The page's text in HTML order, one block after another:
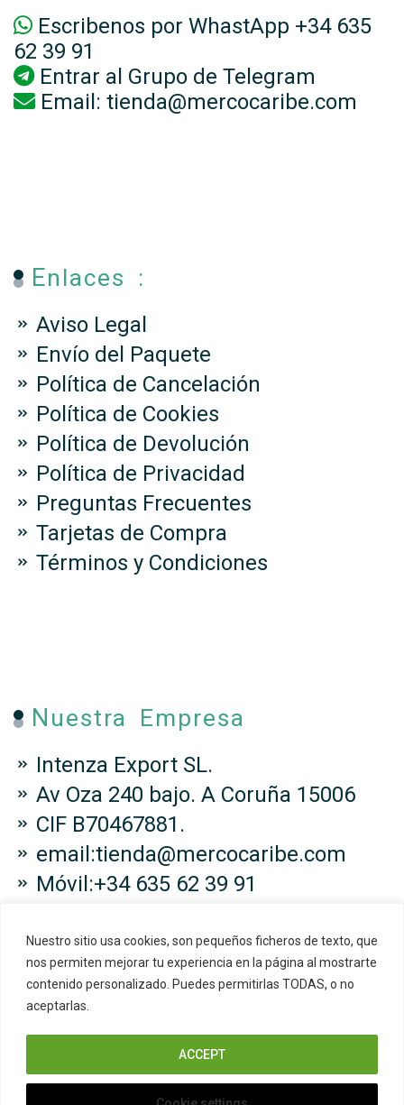
Nuestro sitio usa cookies, son pequeños ficheros de texto, que
nos permiten mejorar tu experiencia en la página al mostrarte
contenido personalizado. Puedes permitirlas TODAS, o no
aceptarlas.
ACCEPT
Escribenos por WhastApp +34 635
62 39 91
Entrar al Grupo de Telegram
Email: tienda@mercocaribe.com
Enlaces :
Aviso Legal
Envío del Paquete
Política de Cancelación
Política de Cookies
Política de Devolución
Política de Privacidad
Preguntas Frecuentes
Tarjetas de Compra
Términos y Condiciones
Nuestra Empresa
Intenza Export SL.
Av Oza 240 bajo. A Coruña 15006
CIF B70467881.
email:tienda@mercocaribe.com
Móvil:+34 635 62 39 91
Copyright © 2024 Mercocaribe. All
Right Reserved.